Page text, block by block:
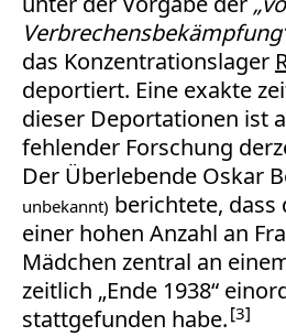
das Konzentrationslager
deportiert. Eine exakte
dieser Deportationen ist
fehlender Forschung
Der Überlebende Oskar
unbekannt) berichtete, dass
einer hohen Anzahl an
Mädchen zentral an
zeitlich „Ende 1938“
stattgefunden habe. 3